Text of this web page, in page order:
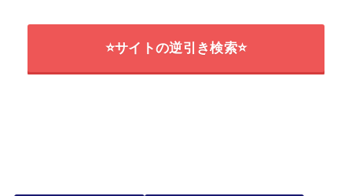
⭐サイトの逆引き検索⭐